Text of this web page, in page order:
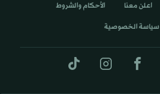
اعلن معنا الأحكام والشروط
سياسة الخصوصية